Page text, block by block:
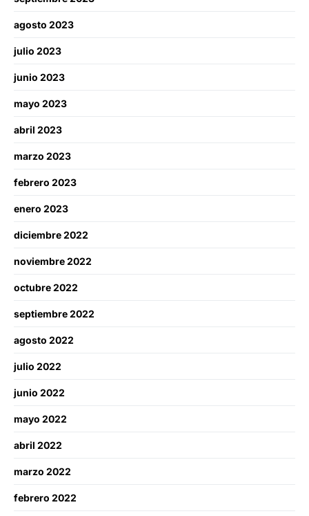
agosto 2023
julio 2023
junio 2023
mayo 2023
abril 2023
marzo 2023
febrero 2023
enero 2023
diciembre 2022
noviembre 2022
octubre 2022
septiembre 2022
agosto 2022
julio 2022
junio 2022
mayo 2022
abril 2022
marzo 2022
febrero 2022